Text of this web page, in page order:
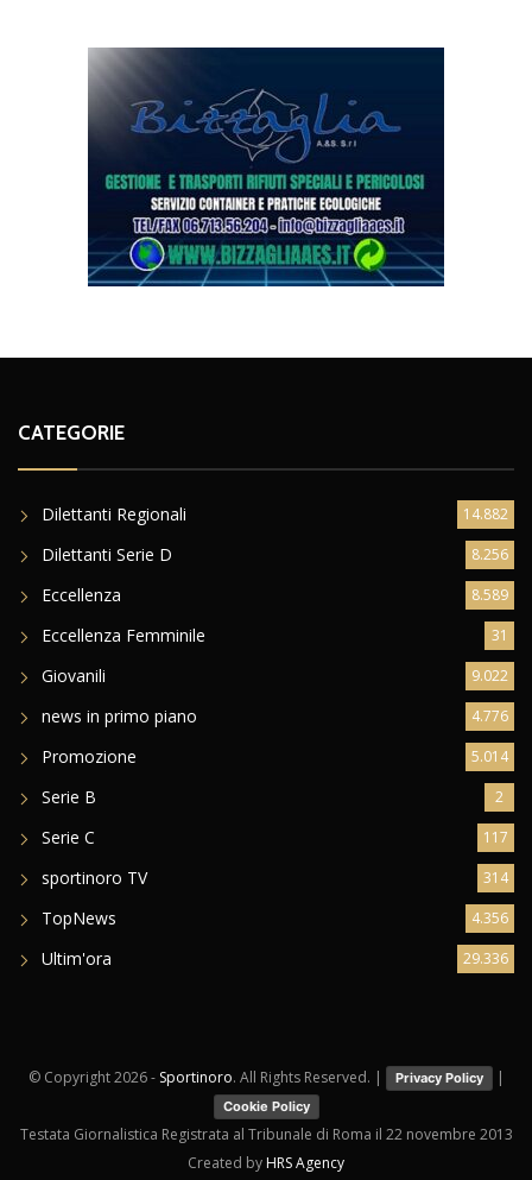
CATEGORIE
Dilettanti Regionali 14.882
Dilettanti Serie D 8.256
Eccellenza 8.589
Eccellenza Femminile 31
Giovanili 9.022
news in primo piano 4.776
Promozione 5.014
Serie B 2
Serie C 117
sportinoro TV 314
TopNews 4.356
Ultim'ora 29.336
© Copyright2026 - Sportinoro. All Rights Reserved. | Privacy Policy |
Cookie Policy
Testata Giornalistica Registrata al Tribunale di Roma il 22 novembre 2013
Created by HRS Agency